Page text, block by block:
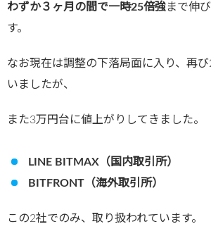
わずか３ヶ月の間で一時25倍強まで伸
す。
なお現在は調整の下落局面に入り、再
いましたが、
また3万円台に値上がりしてきました。
LINE BITMAX（国内取引所）
BITFRONT（海外取引所）
この2社でのみ、取り扱われています。